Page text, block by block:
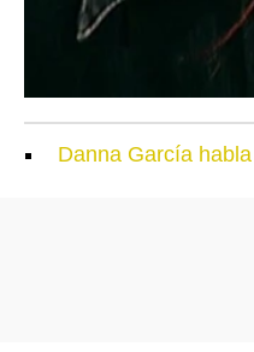
Danna García